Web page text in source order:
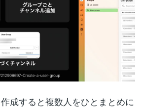
成すると複数人をひとまとめに